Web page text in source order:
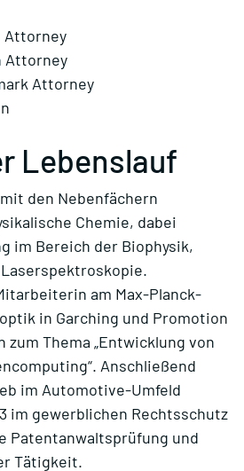
Attorney
Attorney
Attorney
Lebenslauf
den Nebenfächern
Chemie, dabei
im Bereich der Biophysik,
am Max-Planck-
in Garching und Promotion
zum Thema „Entwicklung von
Anschließend
im Automotive-Umfeld
im gewerblichen Rechtsschutz
Patentanwaltsprüfung und
Tätigkeit.